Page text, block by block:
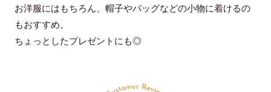
お洋服にはもちろん、帽子やバッグなどの小物に着けるの
もおすすめ。
ちょっとしたプレゼントにも◎
素材